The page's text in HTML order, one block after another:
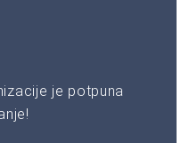
je potpuna